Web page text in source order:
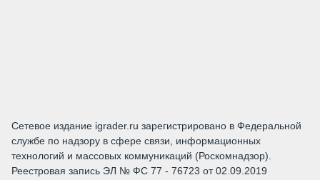
Сетевое издание igrader.ru зарегистрировано в Федеральной
службе по надзору в сфере связи, информационных
технологий и массовых коммуникаций (Роскомнадзор).
Реестровая запись ЭЛ № ФС 77 - 76723 от 02.09.2019